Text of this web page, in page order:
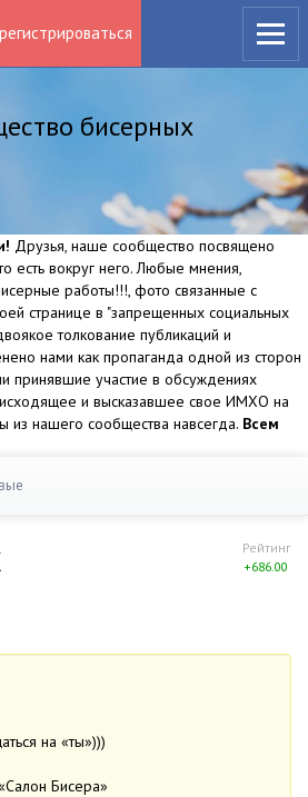
бисерных
Друзья, наше сообщество посвящено
есть вокруг него. Любые мнения,
работы!!!, фото связанные с
странице в "запрещенных социальных
толкование публикаций и
нами как пропаганда одной из сторон
принявшие участие в обсуждениях
и высказавшее свое ИМХО на
из нашего сообщества навсегда. Всем
Рейтинг
+686.00
на «ты»)))
Бисера»